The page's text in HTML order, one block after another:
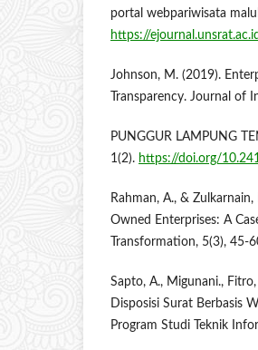
portal webpariwisata
https://
Johnson, M. (2019).
Transparency. Journal of
PUNGGUR LAMPUNG
1(2). https://doi.org/
Rahman, A., &
Owned Enterprises: A
Transformation, 5(3), 45-
Sapto, A., Migunani.,
Disposisi Surat Berbasis
Program Studi Teknik